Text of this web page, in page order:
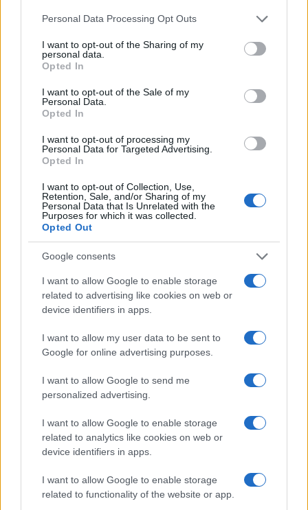
Please note that this website/app uses one or more Google
not limited to your visit or usage behaviour. You may click to
grant or deny consent to Google and its third-party tags to
use your data for below specified purposes in below Google
consent section.
Personal Data Processing Opt Outs
I want to opt-out of the Sharing of my
personal data.
Opted In
I want to opt-out of the Sale of my
Personal Data.
Opted In
I want to opt-out of processing my
Personal Data for Targeted Advertising.
Opted In
I want to opt-out of Collection, Use,
Retention, Sale, and/or Sharing of my
Personal Data that Is Unrelated with the
Purposes for which it was collected.
Opted Out
Google consents
I want to allow Google to enable storage
related to advertising like cookies on web or
device identifiers in apps.
I want to allow my user data to be sent to
Google for online advertising purposes.
I want to allow Google to send me
personalized advertising.
I want to allow Google to enable storage
related to analytics like cookies on web or
device identifiers in apps.
I want to allow Google to enable storage
related to functionality of the website or app.
ΑΙΧΜΕΣ: Καλοκαίρι ανατροπών
αυτών, είναι δομικές στο χώρο της τηλεόρασης και άλλες
σχετίζονται με την προσπάθεια ανακατανομής της ισχύος
και τις φιλοδοξίες των δημοσιογράφων και των
παρουσιαστών. Οι αλλαγές και οι ανατροπές δεν φαίνεται
να έχουν τελειώσει. Αντιθέτως θα συνεχιστούν και θα
προκαλέσουν και νέες εκπλήξεις. ΑΧΜΕΣ: Δεύτερες